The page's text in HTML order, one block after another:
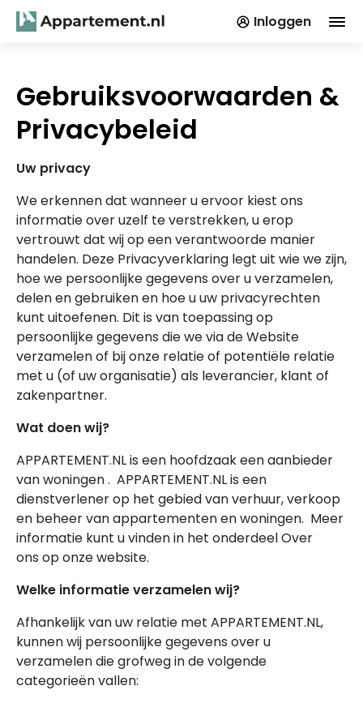
Inloggen
Gebruiksvoorwaarden &
Privacybeleid
Uw privacy
We erkennen dat wanneer u ervoor kiest ons
informatie over uzelf te verstrekken, u erop
vertrouwt dat wij op een verantwoorde manier
handelen. Deze Privacyverklaring legt uit wie we zijn,
hoe we persoonlijke gegevens over u verzamelen,
delen en gebruiken en hoe u uw privacyrechten
kunt uitoefenen. Dit is van toepassing op
persoonlijke gegevens die we via de Website
verzamelen of bij onze relatie of potentiële relatie
met u (of uw organisatie) als leverancier, klant of
zakenpartner.
Wat doen wij?
APPARTEMENT.NL is een hoofdzaak een aanbieder
van woningen . APPARTEMENT.NL is een
dienstverlener op het gebied van verhuur, verkoop
en beheer van appartementen en woningen. Meer
informatie kunt u vinden in het onderdeel Over
ons op onze website.
Welke informatie verzamelen wij?
Afhankelijk van uw relatie met APPARTEMENT.NL,
kunnen wij persoonlijke gegevens over u
verzamelen die grofweg in de volgende
categorieën vallen: